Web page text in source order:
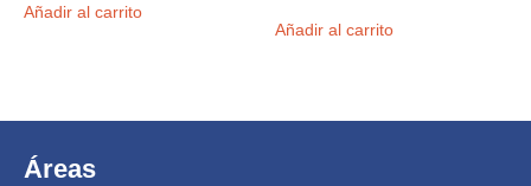
Añadir al carrito
Añadir al carrito
Áreas